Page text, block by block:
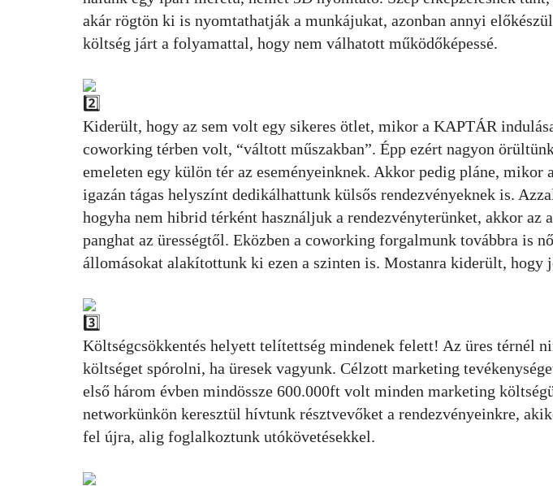
akár rögtön ki is nyomtathatják a munkájukat, azonban annyi
költség járt a folyamattal, hogy nem válhatott működőképessé.
Kiderült, hogy az sem volt egy sikeres ötlet, mikor a KAPTÁR
coworking térben volt, “váltott műszakban”. Épp ezért nagyon
emeleten egy külön tér az eseményeinknek. Akkor pedig pláne, mikor
igazán tágas helyszínt dedikálhattunk külsős rendezvényeknek is.
hogyha nem hibrid térként használjuk a rendezvényterünket, akkor az
panghat az ürességtől. Eközben a coworking forgalmunk továbbra is
állomásokat alakítottunk ki ezen a szinten is. Mostanra kiderült, hogy
Költségcsökkentés helyett telítettség mindenek felett! Az üres térnél
költséget spórolni, ha üresek vagyunk. Célzott marketing
első három évben mindössze 600.000ft volt minden marketing
networkünkön keresztül hívtunk résztvevőket a rendezvényeinkre,
fel újra, alig foglalkoztunk utókövetésekkel.